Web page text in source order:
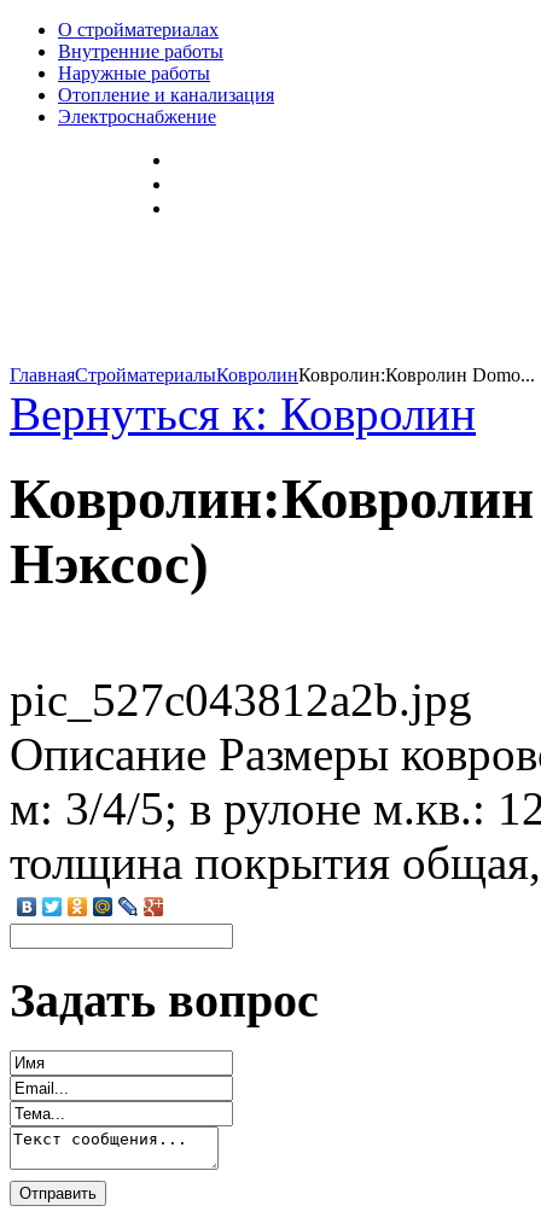
О стройматериалах
Внутренние работы
Наружные работы
Отопление и канализация
Электроснабжение
ГлавнаяСтройматериалыКовролинКовролин:Ковролин Domo...
Вернуться к: Ковролин
Нэксос)
pic_527c043812a2b.jpg
Описание Размеры
м: 3/4/5; в рулоне м.кв.:
толщина покрытия
Задать вопрос